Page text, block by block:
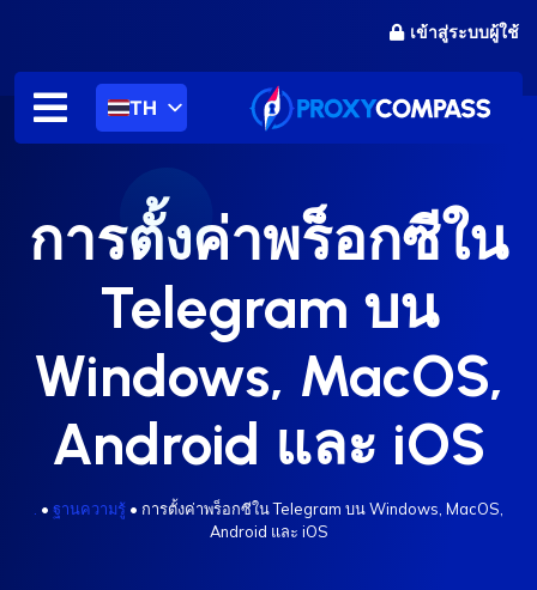
เนื้อหา
เข้าสู่ระบบผู้ใช้
TH
การตั้งค่าพร็อกซีใน
Telegram บน
Windows, MacOS,
Android และ iOS
• ฐานความรู้ • การตั้งค่าพร็อกซีใน Telegram บน Windows, MacOS,
Android และ iOS